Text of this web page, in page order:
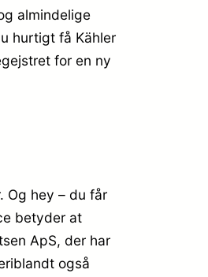
almindelige
hurtigt få Kähler
for en ny
Og hey – du får
betyder at
ApS, der har
også